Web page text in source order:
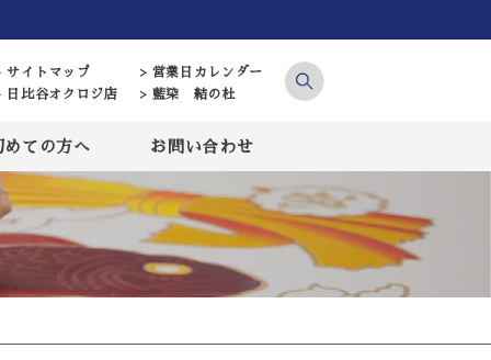
サイトマップ
> 営業日カレンダー
日比谷オクロジ店
> 藍染 結の杜
めての方へ お問い合わせ